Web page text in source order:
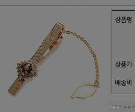
상품명
상품가
배송비